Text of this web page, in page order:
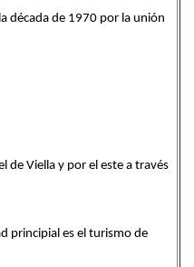
década de 1970 por la unión
de Viella y por el este a través
principial es el turismo de